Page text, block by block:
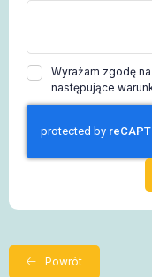
Wyrażam zgodę
następujące
Powrót